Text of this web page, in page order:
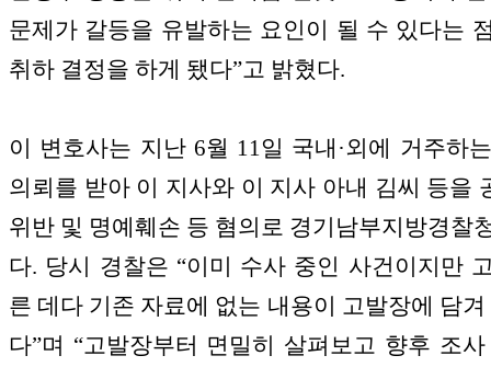
문제가 갈등을 유발하는 요인이 될 수 있다는
취하 결정을 하게 됐다”고 밝혔다.
이 변호사는 지난 6월 11일 국내·외에 거주하
의뢰를 받아 이 지사와 이 지사 아내 김씨 등을
위반 및 명예훼손 등 혐의로 경기남부지방경찰
다. 당시 경찰은 “이미 수사 중인 사건이지만
른 데다 기존 자료에 없는 내용이 고발장에 담
다”며 “고발장부터 면밀히 살펴보고 향후 조